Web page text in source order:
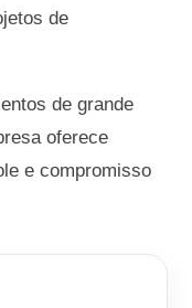
de
de grande
oferece
e compromisso